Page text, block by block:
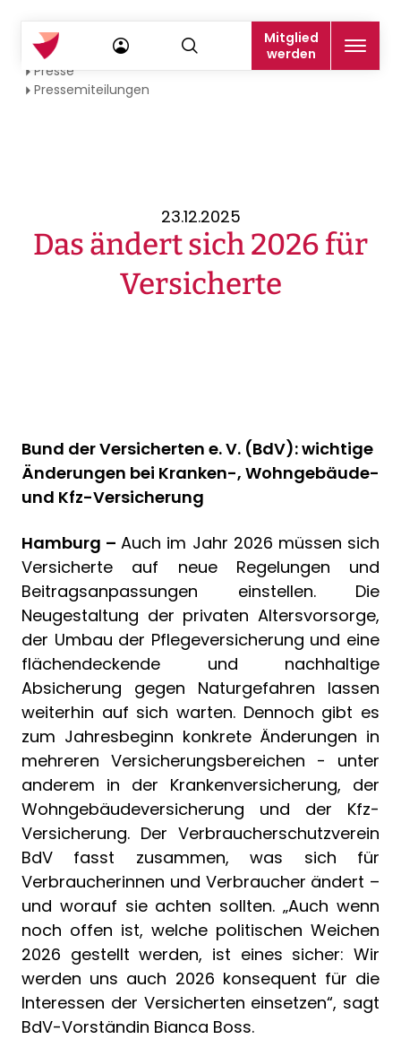
Mitglied
werden
Startseite
Presse
Pressemiteilungen
23.12.2025
Das ändert sich 2026 für
Versicherte
Bund der Versicherten e. V. (BdV): wichtige
Änderungen bei Kranken-, Wohngebäude-
und Kfz-Versicherung
Hamburg –Auch im Jahr 2026 müssen sich
Versicherte auf neue Regelungen und
Beitragsanpassungen einstellen. Die
Neugestaltung der privaten Altersvorsorge,
der Umbau der Pflegeversicherung und eine
flächendeckende und nachhaltige
Absicherung gegen Naturgefahren lassen
weiterhin auf sich warten. Dennoch gibt es
zum Jahresbeginn konkrete Änderungen in
mehreren Versicherungsbereichen - unter
anderem in der Krankenversicherung, der
Wohngebäudeversicherung und der Kfz-
Versicherung. Der Verbraucherschutzverein
BdV fasst zusammen, was sich für
Verbraucherinnen und Verbraucher ändert –
und worauf sie achten sollten. „Auch wenn
noch offen ist, welche politischen Weichen
2026 gestellt werden, ist eines sicher: Wir
werden uns auch 2026 konsequent für die
Interessen der Versicherten einsetzen“, sagt
BdV-Vorständin Bianca Boss.